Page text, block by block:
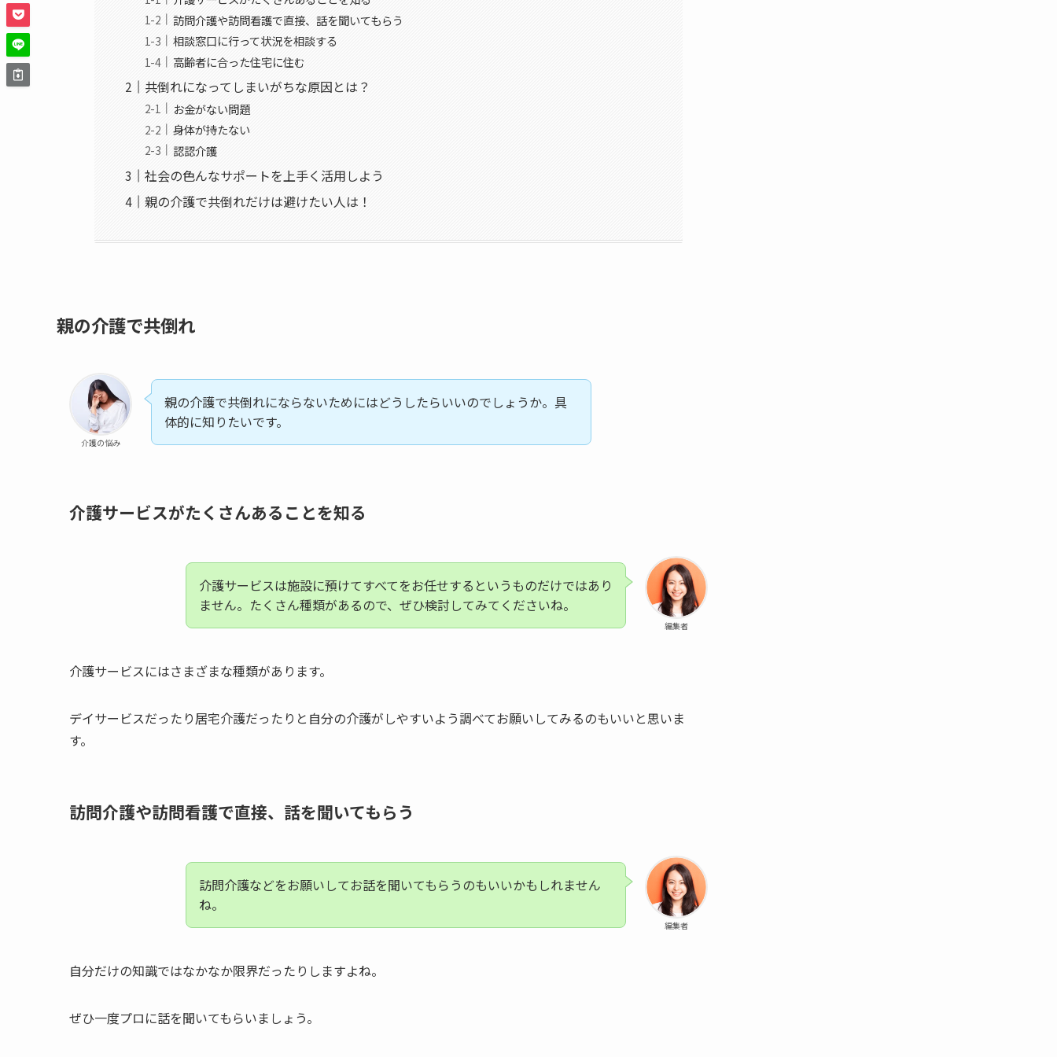
訪問介護や訪問看護で直接、話を聞いてもらう
相談窓口に行って状況を相談する
高齢者に合った住宅に住む
共倒れになってしまいがちな原因とは？
お金がない問題
身体が持たない
認認介護
社会の色んなサポートを上手く活用しよう
親の介護で共倒れだけは避けたい人は！
親の介護で共倒れ
介護の悩み
親の介護で共倒れにならないためにはどうしたらいいのでしょうか。具
体的に知りたいです。
介護サービスがたくさんあることを知る
編集者
介護サービスは施設に預けてすべてをお任せするというものだけではあり
ません。たくさん種類があるので、ぜひ検討してみてくださいね。
介護サービスにはさまざまな種類があります。
デイサービスだったり居宅介護だったりと自分の介護がしやすいよう調べてお願いしてみるのもいいと思いま
す。
訪問介護や訪問看護で直接、話を聞いてもらう
編集者
訪問介護などをお願いしてお話を聞いてもらうのもいいかもしれません
ね。
自分だけの知識ではなかなか限界だったりしますよね。
ぜひ一度プロに話を聞いてもらいましょう。